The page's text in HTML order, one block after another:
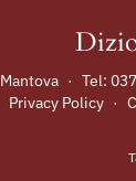
Mantova · Tel:
Privacy Policy ·